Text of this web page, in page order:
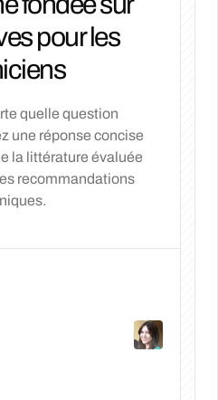
pour les
quelle question
une réponse concise
la littérature évaluée
recommandations